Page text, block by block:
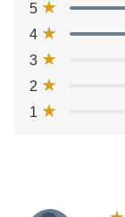
5
4
3
2
1